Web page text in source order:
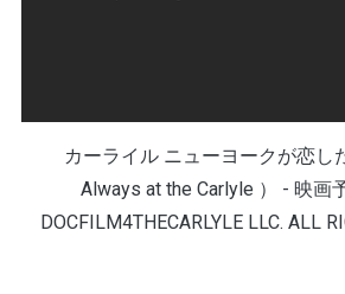
カーライル ニューヨークが恋し
Always at the Carlyle ） - 映画
DOCFILM4THECARLYLE LLC. ALL